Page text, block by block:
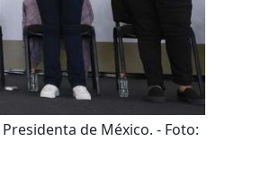
de México. - Foto: